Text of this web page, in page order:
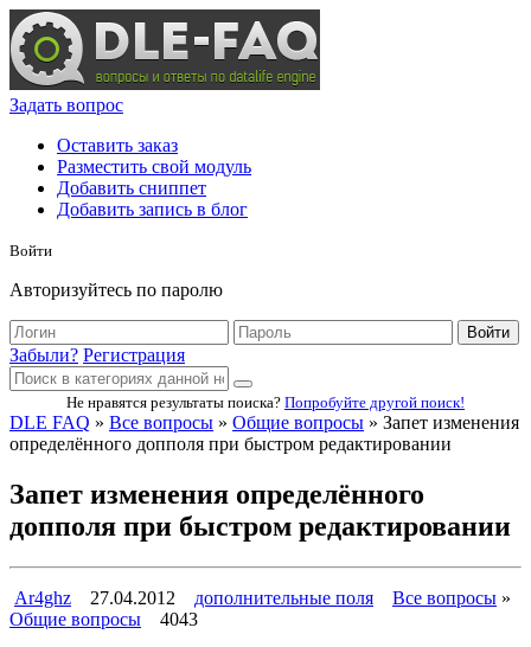
Задать вопрос
Оставить заказ
Разместить свой модуль
Добавить сниппет
Добавить запись в блог
Войти
Авторизуйтесь по паролю
Войти
Забыли? Регистрация
Не нравятся результаты поиска? Попробуйте другой поиск!
DLE FAQ » Все вопросы » Общие вопросы » Запет изменения
определённого допполя при быстром редактировании
Запет изменения определённого
допполя при быстром редактировании
Ar4ghz 27.04.2012 дополнительные поля Все вопросы »
Общие вопросы
4043